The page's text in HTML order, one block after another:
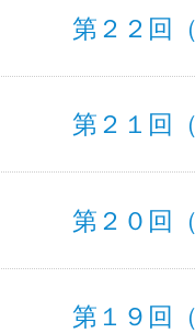
第２２回
第２１回
第２０回
第１９回